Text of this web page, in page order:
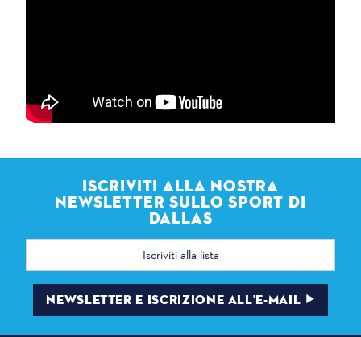
ISCRIVITI ALLA NOSTRA
NEWSLETTER SULLO SPORT DI
DALLAS
Indirizzo
mail
NEWSLETTER E ISCRIZIONE ALL'E-MAIL